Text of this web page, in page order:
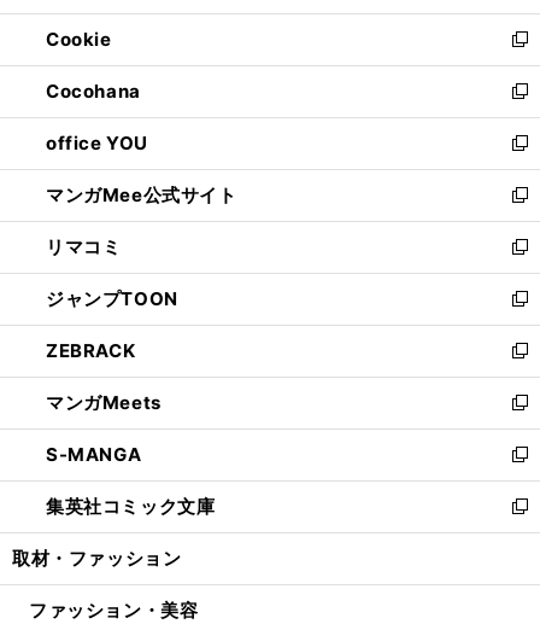
開
く
ウ
で
開
く
ン
ド
ウ
で
開
く
ウ
ィ
ン
ド
ウ
で
開
く
Cookie
新
し
い
ウ
ィ
ン
ド
ウ
で
開
く
Cocohana
新
し
い
ウ
ィ
ン
ド
ウ
で
開
く
office YOU
新
し
い
ウ
ィ
ン
ド
ウ
で
開
く
マンガMee公式サイト
新
し
い
ウ
ィ
ン
ド
ウ
で
開
く
リマコミ
新
し
い
ウ
ィ
ン
ド
ウ
で
開
く
ジャンプTOON
新
し
い
ウ
ィ
ン
ド
ウ
で
開
ZEBRACK
新
し
い
ウ
ィ
ン
ド
ウ
開
マンガMeets
新
し
い
ウ
ィ
ン
ウ
S-MANGA
新
し
い
ウ
ン
集英社コミック文庫
新
し
ウ
取材・ファッション
ファッション・美容